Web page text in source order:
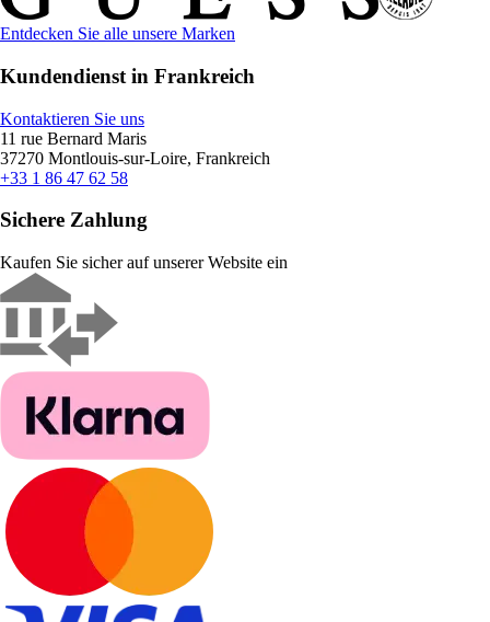
Entdecken Sie alle unsere Marken
Kundendienst in Frankreich
Kontaktieren Sie uns
11 rue Bernard Maris
37270 Montlouis-sur-Loire, Frankreich
+33 1 86 47 62 58
Sichere Zahlung
Kaufen Sie sicher auf unserer Website ein